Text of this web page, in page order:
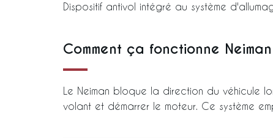
Dispositif antivol intégré au système
Comment ça fonctionne
Le Neiman bloque la direction du véhicule
volant et démarrer le moteur. Ce système